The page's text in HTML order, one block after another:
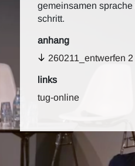
gemeinsamen
schritt.
anhang
260211_entwerfen
links
tug-online